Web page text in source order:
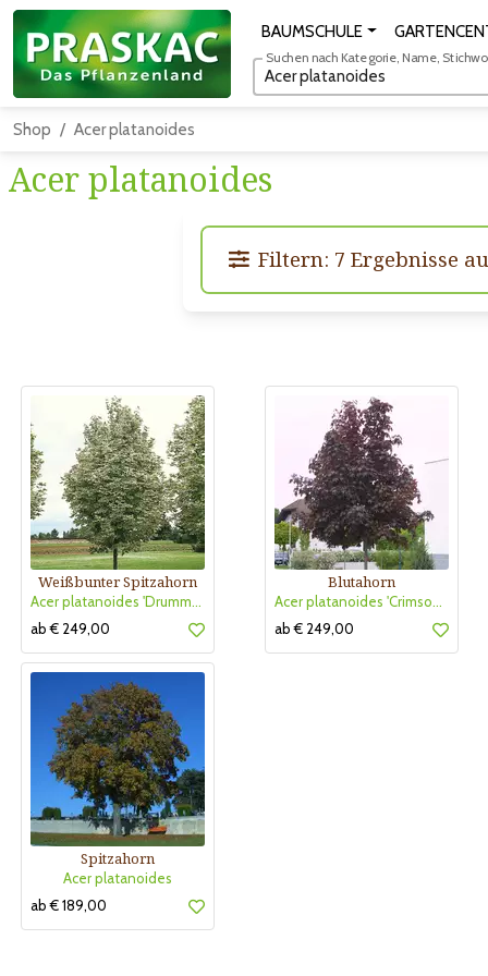
BAUMSCHULE
Suchen nach Kategorie, Name,
Shop Acer platanoides
Acer platanoides
Filtern: 7 Ergebnisse
Weißbunter Spitzahorn
Acer platanoides 'Drummondii'
ab € 249,00
Blutahorn
Acer platanoides 'Crimson King'
ab € 249,00
Spitzahorn
Acer platanoides
ab € 189,00